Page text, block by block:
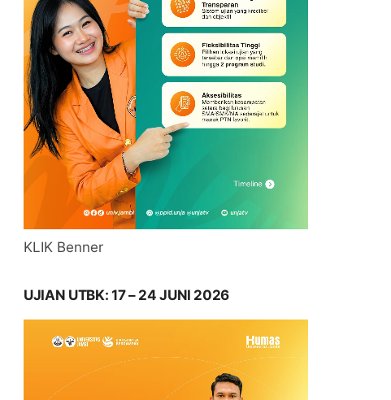
KLIK Benner
UJIAN UTBK: 17 – 24 JUNI 2026